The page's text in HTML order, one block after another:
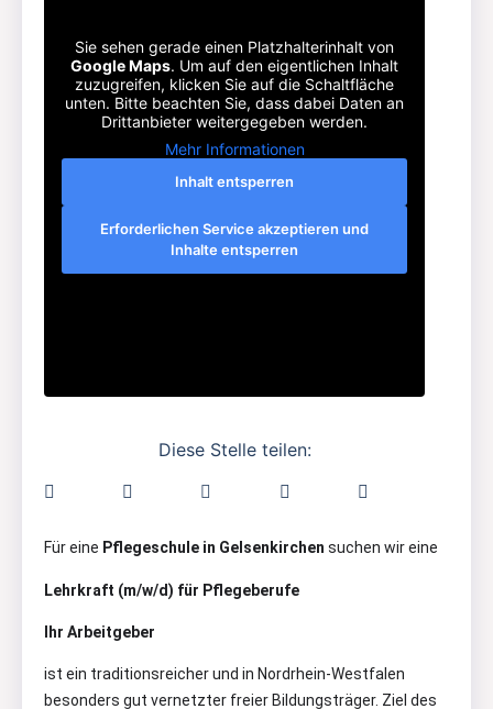
Sie sehen gerade einen Platzhalterinhalt von
Google Maps. Um auf den eigentlichen Inhalt
zuzugreifen, klicken Sie auf die Schaltfläche
unten. Bitte beachten Sie, dass dabei Daten an
Drittanbieter weitergegeben werden.
Mehr Informationen
Inhalt entsperren
Erforderlichen Service akzeptieren und
Inhalte entsperren
Diese Stelle teilen:
Für eine Pflegeschule in Gelsenkirchen suchen wir eine
Lehrkraft (m/w/d) für Pflegeberufe
Ihr Arbeitgeber
ist ein traditionsreicher und in Nordrhein-Westfalen
besonders gut vernetzter freier Bildungsträger. Ziel des